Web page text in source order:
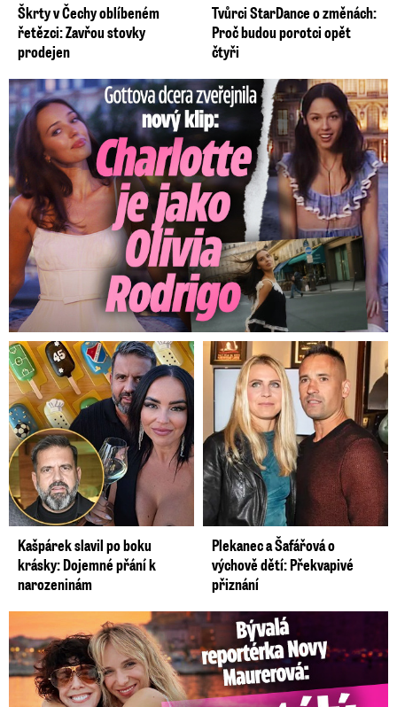
Škrty v Čechy oblíbeném
řetězci: Zavřou stovky
prodejen
Tvůrci StarDance o změnách:
Proč budou porotci opět
čtyři
Gottova dcera zveřejnila nový klip: Je jako Olivie Rodrigo!
Kašpárek slavil po boku
krásky: Dojemné přání k
narozeninám
Plekanec a Šafářová o
výchově dětí: Překvapivé
přiznání
Bývalá reportérka Novy Maurerová: Neustálý boj o lásku s ...